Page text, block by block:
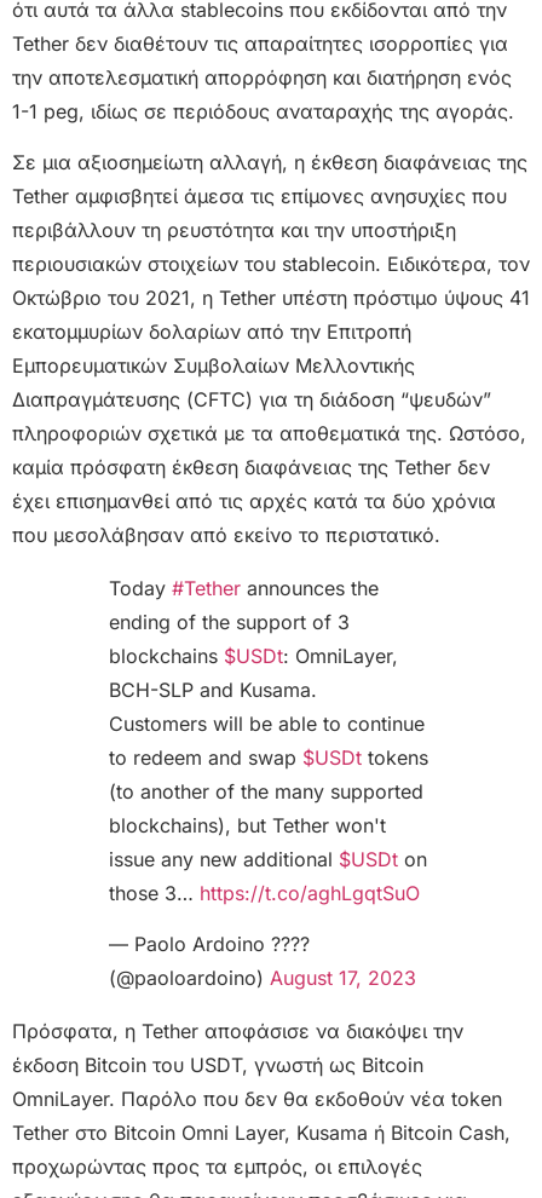
ότι αυτά τα άλλα stablecoins που εκδίδονται από την
Tether δεν διαθέτουν τις απαραίτητες ισορροπίες για
την αποτελεσματική απορρόφηση και διατήρηση ενός
1-1 peg, ιδίως σε περιόδους αναταραχής της αγοράς.
Σε μια αξιοσημείωτη αλλαγή, η έκθεση διαφάνειας της
Tether αμφισβητεί άμεσα τις επίμονες ανησυχίες που
περιβάλλουν τη ρευστότητα και την υποστήριξη
περιουσιακών στοιχείων του stablecoin. Ειδικότερα, τον
Οκτώβριο του 2021, η Tether υπέστη πρόστιμο ύψους 41
εκατομμυρίων δολαρίων από την Επιτροπή
Εμπορευματικών Συμβολαίων Μελλοντικής
Διαπραγμάτευσης (CFTC) για τη διάδοση “ψευδών”
πληροφοριών σχετικά με τα αποθεματικά της. Ωστόσο,
καμία πρόσφατη έκθεση διαφάνειας της Tether δεν
έχει επισημανθεί από τις αρχές κατά τα δύο χρόνια
που μεσολάβησαν από εκείνο το περιστατικό.
Today #Tether announces the
ending of the support of 3
blockchains $USDt: OmniLayer,
BCH-SLP and Kusama.
Customers will be able to continue
to redeem and swap $USDt tokens
(to another of the many supported
blockchains), but Tether won't
issue any new additional $USDt on
those 3… https://t.co/aghLgqtSuO
— Paolo Ardoino ????
(@paoloardoino) August 17, 2023
Πρόσφατα, η Tether αποφάσισε να διακόψει την
έκδοση Bitcoin του USDT, γνωστή ως Bitcoin
OmniLayer. Παρόλο που δεν θα εκδοθούν νέα token
Tether στο Bitcoin Omni Layer, Kusama ή Bitcoin Cash,
προχωρώντας προς τα εμπρός, οι επιλογές